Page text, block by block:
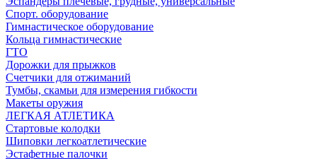
Спорт. оборудование
Гимнастическое оборудование
Кольца гимнастические
ГТО
Дорожки для прыжков
Счетчики для отжиманий
Тумбы, скамьи для измерения гибкости
Макеты оружия
ЛЕГКАЯ АТЛЕТИКА
Стартовые колодки
Шиповки легкоатлетические
Эстафетные палочки